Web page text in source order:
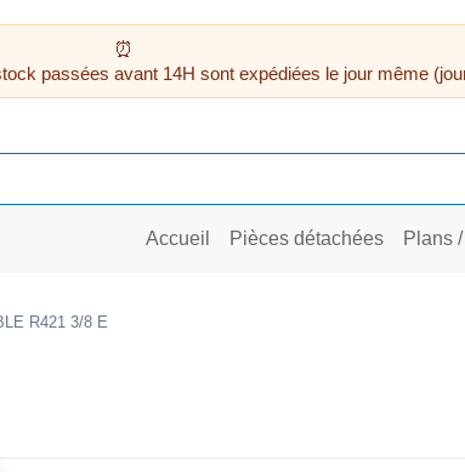
passées avant 14H sont expédiées le jour même
Accueil Pièces détachées Plans
R421 3/8 E